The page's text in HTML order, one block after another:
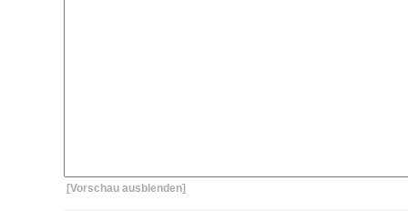
[Vorschau ausblenden]